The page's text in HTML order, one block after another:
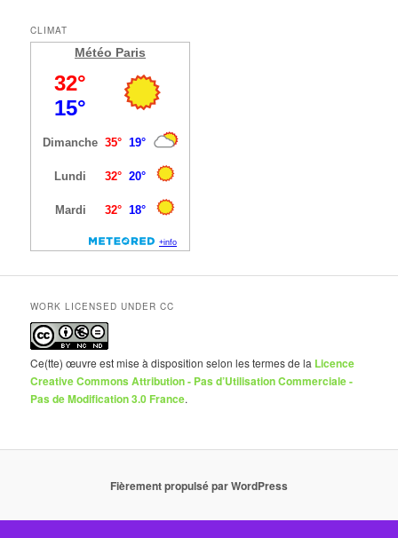
CLIMAT
Météo Paris
WORK LICENSED UNDER CC
Ce(tte) œuvre est mise à disposition selon les termes de la Licence
Creative Commons Attribution - Pas d’Utilisation Commerciale -
Pas de Modification 3.0 France.
Fièrement propulsé par WordPress